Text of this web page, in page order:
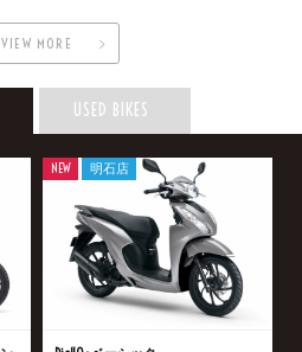
VIEW MORE
USED BIKES
NEW 明石店